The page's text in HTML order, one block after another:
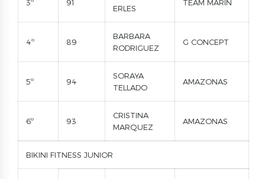
3º 91
ERLES
TEAM MARIN
4º 89
BARBARA
RODRIGUEZ
G CONCEPT
5º 94
SORAYA
TELLADO
AMAZONAS
6º 93
CRISTINA
MARQUEZ
AMAZONAS
BIKINI FITNESS JUNIOR